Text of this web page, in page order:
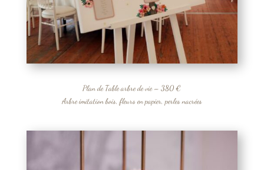
Plan de Table arbre de vie – 380 €
Arbre imitation bois, fleurs en papier, perles nacrées